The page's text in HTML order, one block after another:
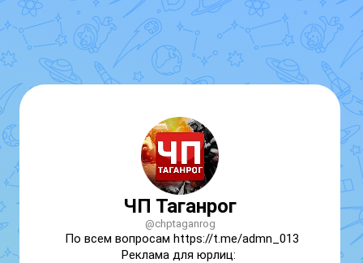
ЧП Таганрог
@chptaganrog
По всем вопросам https://t.me/admn_013
Реклама для юрлиц: